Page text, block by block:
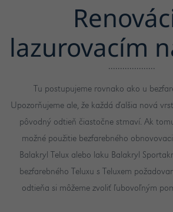
lazurovacím
Tu postupujeme rovnako ako u
Upozorňujeme ale, že každá ďalšia nová
pôvodný odtieň čiastočne stmaví. Ak
možné použitie bezfarebného
Balakryl Telux alebo laku Balakryl
bezfarebného Teluxu s Teluxem
odtieňa si môžeme zvoliť ľubovoľným